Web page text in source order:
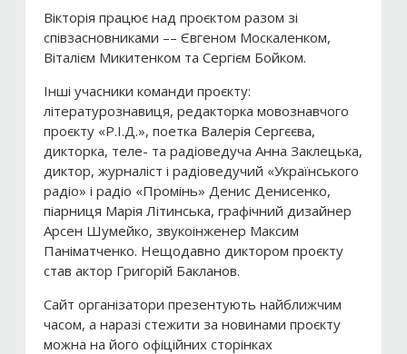
Вікторія працює над проєктом разом зі
співзасновниками –– Євгеном Москаленком,
Віталієм Микитенком та Сергієм Бойком.
Інші учасники команди проєкту:
літературознавиця, редакторка мовознавчого
проєкту «Р.І.Д.», поетка Валерія Сергєєва,
дикторка, теле- та радіоведуча Анна Заклецька,
диктор, журналіст і радіоведучий «Українського
радіо» і радіо «Промінь» Денис Денисенко,
піарниця Марія Літинська, графічний дизайнер
Арсен Шумейко, звукоінженер Максим
Паніматченко. Нещодавно диктором проєкту
став актор Григорій Бакланов.
Сайт організатори презентують найближчим
часом, а наразі стежити за новинами проєкту
можна на його офіційних сторінках